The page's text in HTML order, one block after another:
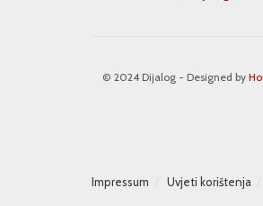
© 2024 Dijalog - Designed by
Impressum Uvjeti korištenja